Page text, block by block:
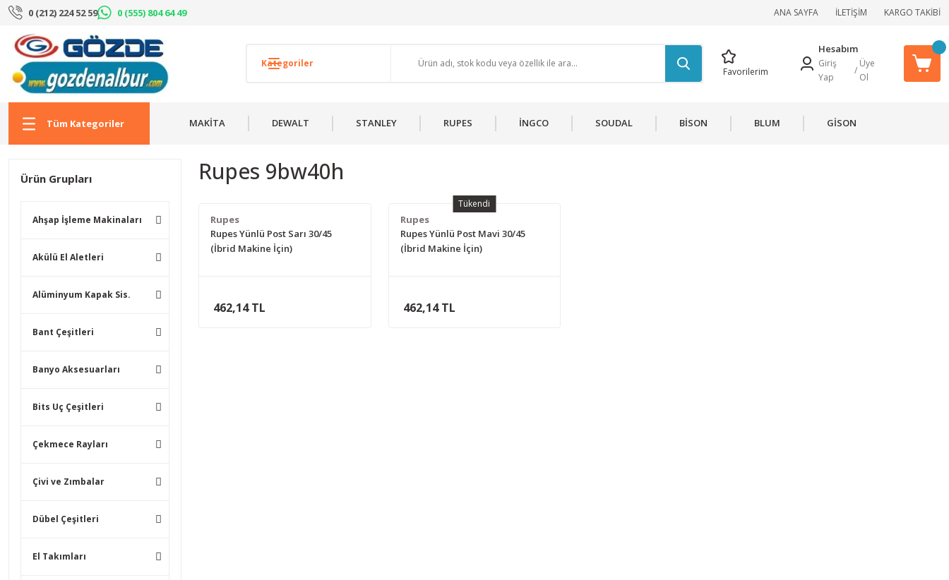
0 (212) 224 52 59 0 (555) 804 64 49 ANA SAYFA İLETİŞİM KARGO TAKİBİ
Favorilerim
Hesabım
Giriş
Yap
/
Üye
Ol
Tüm Kategoriler MAKİTA DEWALT STANLEY RUPES İNGCO SOUDAL BİSON BLUM GİSON
Ürün Grupları
Ahşap İşleme Makinaları
Akülü El Aletleri
Alüminyum Kapak Sis.
Bant Çeşitleri
Banyo Aksesuarları
Bits Uç Çeşitleri
Çekmece Rayları
Çivi ve Zımbalar
Dübel Çeşitleri
El Takımları
Rupes 9bw40h
Rupes
Rupes Yünlü Post Sarı 30/45
(İbrid Makine İçin)
462,14 TL
Tükendi
Rupes
Rupes Yünlü Post Mavi 30/45
(İbrid Makine İçin)
462,14 TL